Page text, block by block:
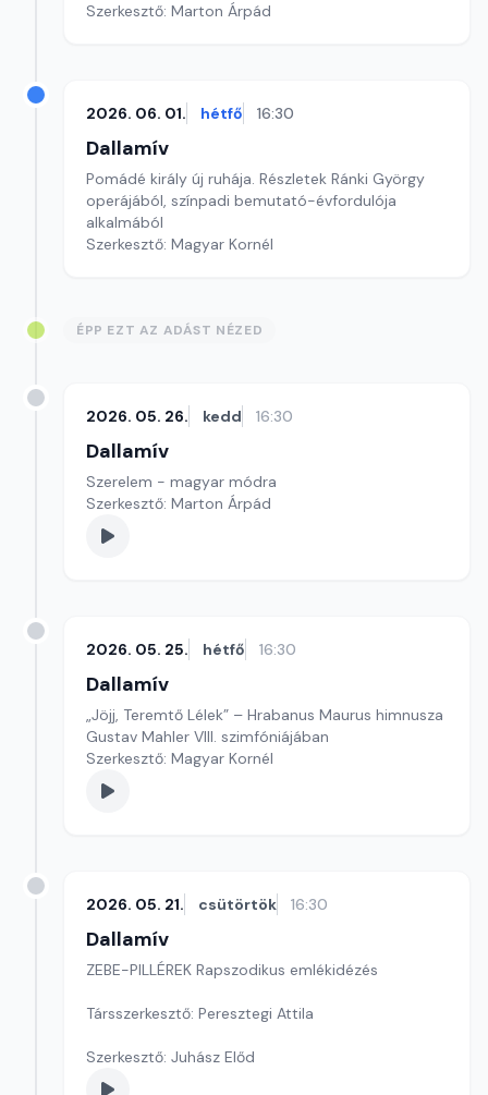
Szerkesztő: Marton Árpád
2026. 06. 01. hétfő 16:30
Dallamív
Pomádé király új ruhája. Részletek Ránki György
operájából, színpadi bemutató-évfordulója
alkalmából
Szerkesztő: Magyar Kornél
ÉPP EZT AZ ADÁST NÉZED
2026. 05. 26. kedd 16:30
Dallamív
Szerelem - magyar módra
Szerkesztő: Marton Árpád
2026. 05. 25. hétfő 16:30
Dallamív
„Jöjj, Teremtő Lélek” – Hrabanus Maurus himnusza
Gustav Mahler VIII. szimfóniájában
Szerkesztő: Magyar Kornél
2026. 05. 21. csütörtök 16:30
Dallamív
ZEBE-PILLÉREK Rapszodikus emlékidézés
Társszerkesztő: Peresztegi Attila
Szerkesztő: Juhász Előd